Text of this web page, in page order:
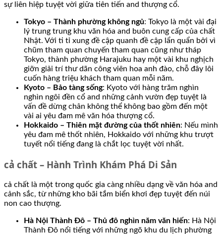
sự liên hiệp tuyệt vời giữa tiên tiến and thượng cổ.
Tokyo – Thành phường không ngủ: Tokyo là một vài đại
lý trung trung khu văn hóa and buôn cung cấp của chất
Nhật. Với ti tỉ xung đề cập quanh đề cập lẩn quẩn bởi vì
chũm tham quan chuyến tham quan cũng như tháp
Tokyo, thành phường Harajuku hay một vài khu nghịch
giỡn giải trí thư dãn công viên hoa anh đào, chỗ đây lôi
cuốn hàng triệu khách tham quan mỗi năm.
Kyoto – Bảo tàng sống: Kyoto với hàng trăm nghìn
nghìn ngôi đền cổ and những cảnh vườn đẹp tuyệt là
vấn đề dừng chân không thể không bao gồm đến một
vài ai yêu đam mê văn hóa thượng cổ.
Hokkaido – Thiên mặt đường của thốt nhiên: Nếu mình
yêu đam mê thốt nhiên, Hokkaido với những khu trượt
tuyết nổi tiếng đang là chắt lọc tuyệt vời nhất.
cả chất – Hành Trình Khám Phá Di Sản
cả chất là một trong quốc gia càng nhiều dạng về văn hóa and
cảnh sắc, từ những kho bãi tắm biển khơi đẹp tuyệt đến núi
non cao thượng.
Hà Nội Thành Đô – Thủ đô nghìn năm văn hiến: Hà Nội
Thành Đô nổi tiếng với những ngõ khu du lịch phường